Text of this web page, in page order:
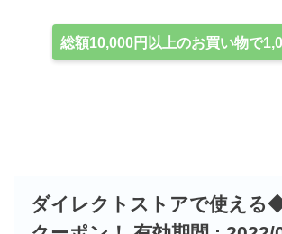
総額10,000円以上のお買い物で
ダイレクトストアで使える